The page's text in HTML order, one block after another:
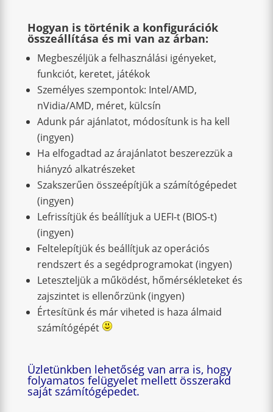
Hogyan is történik a konfigurációk
összeállítása és mi van az árban:
Megbeszéljük a felhasználási igényeket,
funkciót, keretet, játékok
Személyes szempontok: Intel/AMD,
nVidia/AMD, méret, külcsín
Adunk pár ajánlatot, módosítunk is ha kell
(ingyen)
Ha elfogadtad az árajánlatot beszerezzük a
hiányzó alkatrészeket
Szakszerűen összeépítjük a számítógépedet
(ingyen)
Lefrissítjük és beállítjuk a UEFI-t (BIOS-t)
(ingyen)
Feltelepítjük és beállítjuk az operációs
rendszert és a segédprogramokat (ingyen)
Leteszteljük a működést, hőmérsékleteket és
zajszintet is ellenőrzünk (ingyen)
Értesítünk és már viheted is haza álmaid
számítógépét
Üzletünkben lehetőség van arra is, hogy
folyamatos felügyelet mellett összerakd
saját számítógépedet.